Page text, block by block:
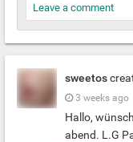
Leave a comment
sweetos
3 weeks ago
Hallo,
abend. L.G